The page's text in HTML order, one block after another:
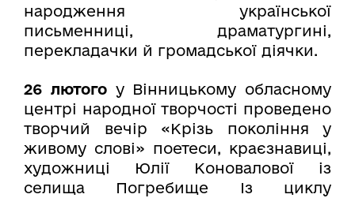
народження української
письменниці, драматургині,
перекладачки й громадської діячки.
26 лютогоу Вінницькому обласному
центрі народної творчості проведено
творчий вечір «Крізь покоління у
живому слові» поетеси, краєзнавиці,
художниці Юлії Коновалової із
селища Погребище Із циклу